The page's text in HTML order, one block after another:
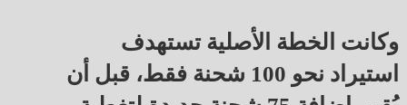
وكانت الخطة الأصلية تستهدف
استيراد نحو 100 شحنة فقط، قبل أن